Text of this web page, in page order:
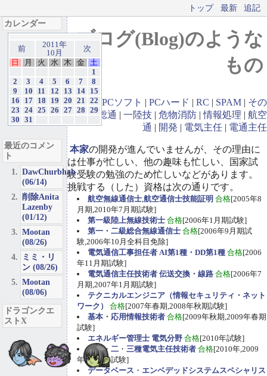
トップ 最新 追記
ブログ(Blog)のような
もの
GBA| PCソフト | PCハード | RC | SPAM | その
他| 一総通 | 一陸技 | 危物消防 |情報処理 | 航空
通 | 開発 | 電気主任 | 電通主任
本家の開発が進んでいませんが、その理由に
は仕事が忙しい、他の趣味も忙しい、国家試
験受験の勉強のため忙しいなどがあります。
挑戦する（した）資格は次の通りです。
航空無線通信士,航空通信士技能証明 合格[2005年8
月期,2010年7月期試験]
第一級陸上無線技術士 合格[2006年1月期試験]
第一・二級総合無線通信士 合格[2006年9月期試
験,2006年10月全科目免除]
電気通信工事担任者 AI第1種・DD第1種 合格[2006
年11月期試験]
電気通信主任技術者 伝送交換・線路 合格[2006年7
月期,2007年1月期試験]
テクニカルエンジニア（情報セキュリティ・ネット
ワーク）
合格[2007年春期,2008年秋期試験]
基本・応用情報技術者 合格[2009年秋期,2009年春期
試験]
エネルギー管理士 電気分野 合格[2010年試験]
第一・ 二 ・ 三種電気主任技術者 合格[2010年,2009
年,2009年試験]
データベース ・ エンベデッドシステムスペシャリス
カレンダー
前
2011年
10月
次
日
月 火 水 木 金
土
1
2
3 4 5 6 7
8
9
10 11 12 13 14
15
16
17 18 19 20 21
22
23
24 25 26 27 28
29
30
31
最近のコメン
ト
DawChurbhab
(06/14)
削除Anita
Lazenby
(01/12)
Mootan
(08/26)
ミミ・リ
ン (08/26)
Mootan
(08/06)
ドラゴンクエ
ストX